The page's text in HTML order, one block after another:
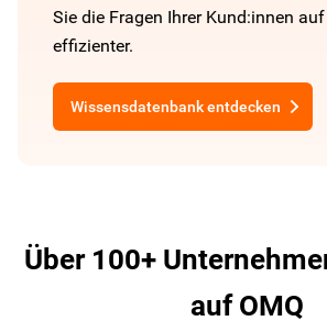
Sie die Fragen Ihrer Kund:innen
effizienter.
Wissensdatenbank entdecken
Über 100+
auf OMQ